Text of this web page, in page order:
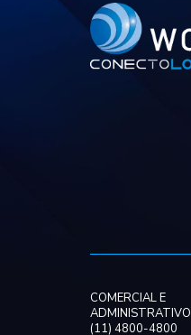
COMERCIAL E
ADMINISTRATIVO
(11) 4800-4800